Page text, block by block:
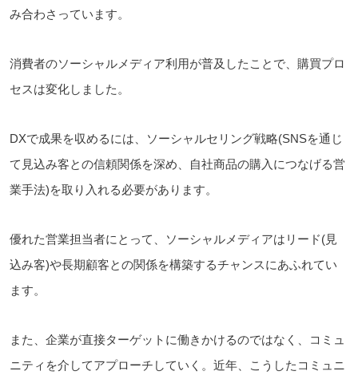
み合わさっています。
消費者のソーシャルメディア利用が普及したことで、購買プロ
セスは変化しました。
DXで成果を収めるには、ソーシャルセリング戦略(SNSを通じ
て見込み客との信頼関係を深め、自社商品の購入につなげる営
業手法)を取り入れる必要があります。
優れた営業担当者にとって、ソーシャルメディアはリード(見
込み客)や長期顧客との関係を構築するチャンスにあふれてい
ます。
また、企業が直接ターゲットに働きかけるのではなく、コミュ
ニティを介してアプローチしていく。近年、こうしたコミュニ